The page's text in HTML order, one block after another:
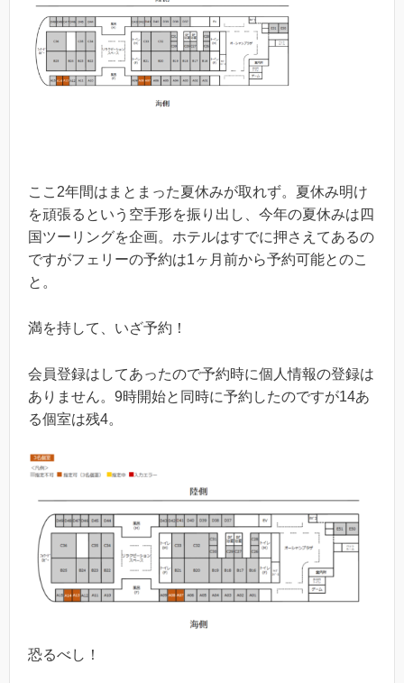
ここ2年間はまとまった夏休みが取れず。夏休み明け
を頑張るという空手形を振り出し、今年の夏休みは四
国ツーリングを企画。ホテルはすでに押さえてあるの
ですがフェリーの予約は1ヶ月前から予約可能とのこ
と。
満を持して、いざ予約！
会員登録はしてあったので予約時に個人情報の登録は
ありません。9時開始と同時に予約したのですが14あ
る個室は残4。
恐るべし！